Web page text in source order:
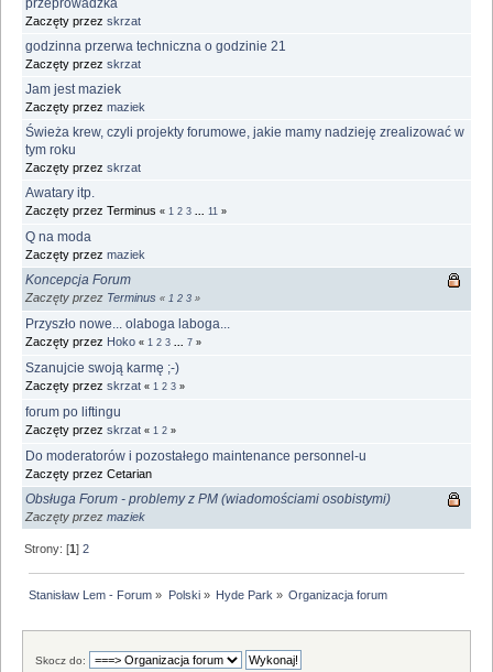
Zaczęty przez skrzat
godzinna przerwa techniczna o godzinie 21
Zaczęty przez skrzat
Jam jest maziek
Zaczęty przez maziek
Świeża krew, czyli projekty forumowe, jakie mamy nadzieję zrealizować w
tym roku
Zaczęty przez skrzat
Awatary itp.
Zaczęty przez Terminus « 1 2 3 11 »
Q na moda
Zaczęty przez maziek
Koncepcja Forum
Zaczęty przez Terminus « 1 2 3 »
Przyszło nowe... olaboga laboga...
Zaczęty przez Hoko « 1 2 3 7 »
Szanujcie swoją karmę ;-)
Zaczęty przez skrzat « 1 2 3 »
forum po liftingu
Zaczęty przez skrzat « 1 2 »
Do moderatorów i pozostałego maintenance personnel-u
Zaczęty przez Cetarian
Obsługa Forum - problemy z PM (wiadomościami osobistymi)
Zaczęty przez maziek
Strony: [1]2
Stanisław Lem - Forum » Polski» Hyde Park » Organizacja forum
Skocz do: